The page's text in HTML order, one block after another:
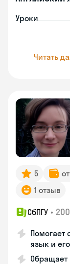
Уроки
Читать
5
1 отзыв
СбПГУ •
Помогает
язык и
Обращает